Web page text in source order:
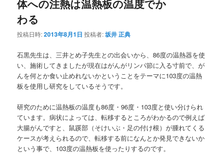
ゲ
ー
シ
ン
体への注熱は温熱板の温度でか
わる
投稿日時:2013年8月1日 投稿者:坂井 正典
石黒先生は、三井とめ子先生との出会いから、86度の温熱器を使
い、施術してきましたが現在はがんがリンパ節に入る寸前で、が
んを何とか食い止めれないかということをテーマに103度の温熱
板を使用し研究をしているそうです。
研究のために温熱板の温度も86度・96度・103度と使い分けられ
ています。病状によっては、転移するところがわかるので例えば
大腸がんですと、鼠蹊部（そけいぶ・足の付け根）が腫れてくる
ケースが考えられるので、転移する前になんとか発見できないか
という事で、103度の温熱板を使ったりするのです。